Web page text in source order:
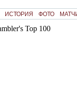
ИСТОРИЯ ФОТО